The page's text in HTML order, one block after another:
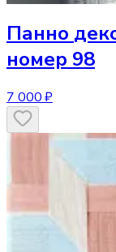
Панно
номер 98
7 000 ₽